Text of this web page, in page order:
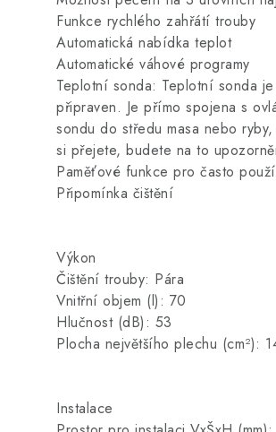
Funkce rychlého zahřátí trouby
Automatická nabídka teplot
Automatické váhové programy
Teplotní sonda: Teplotní sonda
připraven. Je přímo spojena s
sondu do středu masa nebo
si přejete, budete na to
Paměťové funkce pro často
Připomínka čištění
Výkon
Čištění trouby: Pára
Vnitřní objem (l): 70
Hlučnost (dB): 53
Plocha největšího plechu (cm²):
Instalace